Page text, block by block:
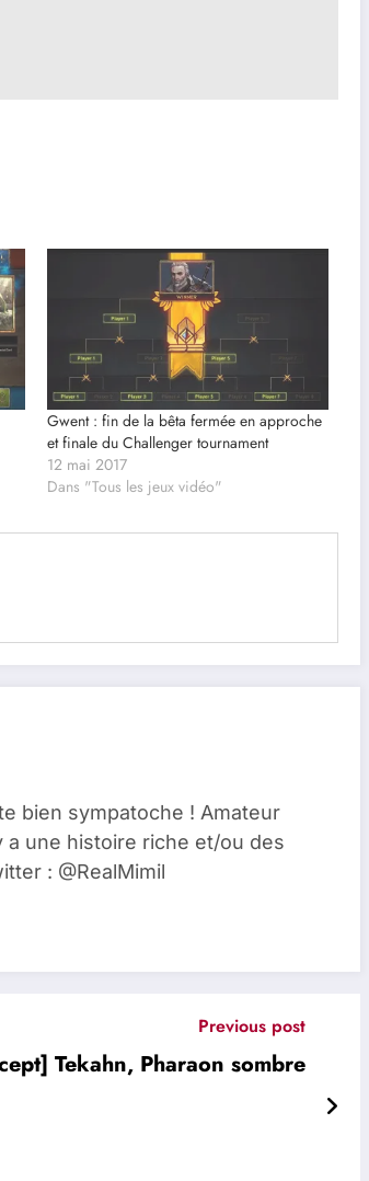
Gwent : fin de la bêta fermée en approche
et finale du Challenger tournament
12 mai 2017
Dans "Tous les jeux vidéo"
bien sympatoche ! Amateur
une histoire riche et/ou des
: @RealMimil
Previous post
Tekahn, Pharaon sombre